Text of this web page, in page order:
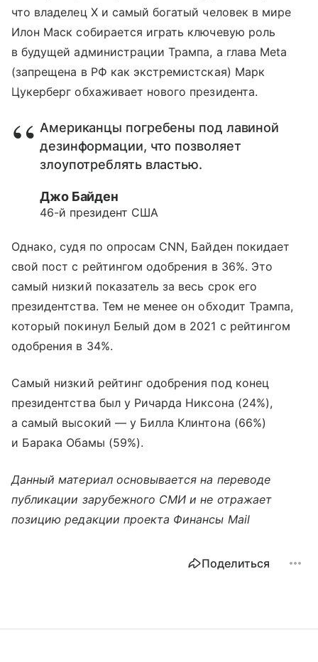
что владелец Х и самый богатый человек в мире
Илон Маск собирается играть ключевую роль
в будущей администрации Трампа, а глава Meta
(запрещена в РФ как экстремистская) Марк
Цукерберг обхаживает нового президента.
Американцы погребены под лавиной
дезинформации, что позволяет
злоупотреблять властью.
Джо Байден
46-й президент США
Однако, судя по опросам CNN, Байден покидает
свой пост с рейтингом одобрения в 36%. Это
самый низкий показатель за весь срок его
президентства. Тем не менее он обходит Трампа,
который покинул Белый дом в 2021 с рейтингом
одобрения в 34%.
Самый низкий рейтинг одобрения под конец
президентства был у Ричарда Никсона (24%),
а самый высокий — у Билла Клинтона (66%)
и Барака Обамы (59%).
Данный материал основывается на переводе
публикации зарубежного СМИ и не отражает
позицию редакции проекта Финансы Mail
Поделиться